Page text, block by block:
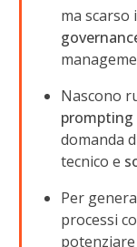
ma scarso
Nascono
prompting
domanda
tecnico e
Per
processi
potenziare